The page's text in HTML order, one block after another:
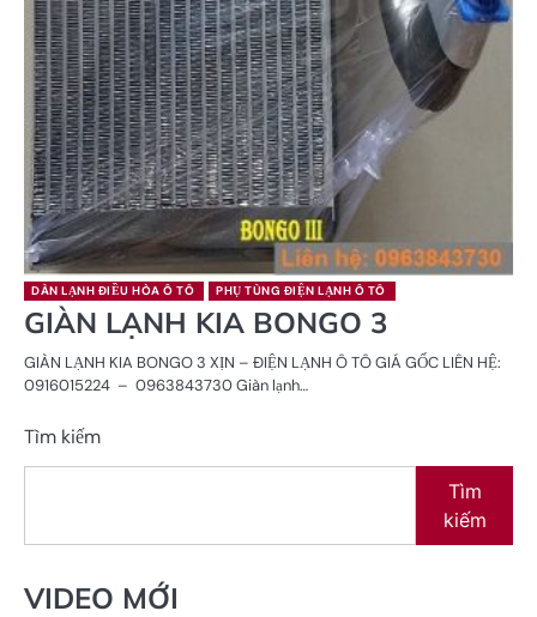
DÀN LẠNH ĐIỀU HÒA Ô TÔ PHỤ TÙNG ĐIỆN LẠNH Ô TÔ
GIÀN LẠNH KIA BONGO 3
GIÀN LẠNH KIA BONGO 3 XỊN – ĐIỆN LẠNH Ô TÔ GIÁ GỐC LIÊN HỆ:
0916015224 – 0963843730 Giàn lạnh…
Tìm kiếm
Tìm
kiếm
VIDEO MỚI